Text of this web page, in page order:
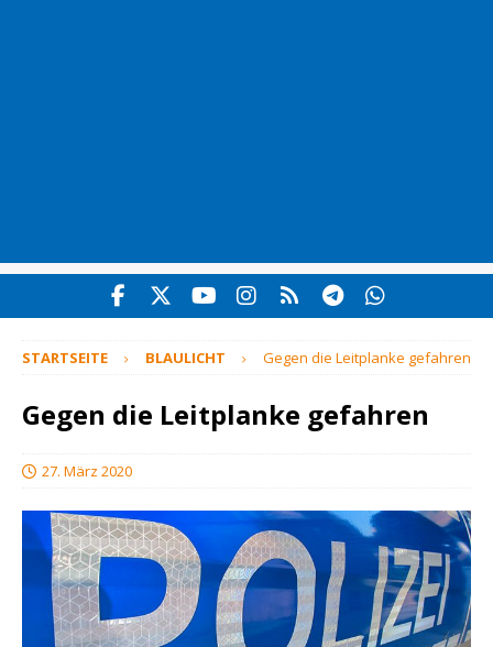
STARTSEITE BLAULICHT Gegen die Leitplanke gefahren
Gegen die Leitplanke gefahren
27. März 2020